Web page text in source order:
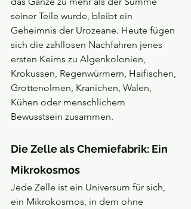
seiner Teile wurde, bleibt ein
Geheimnis der Urozeane. Heute fügen
sich die zahllosen Nachfahren jenes
ersten Keims zu Algenkolonien,
Krokussen, Regenwürmern, Haifischen,
Grottenolmen, Kranichen, Walen,
Kühen oder menschlichem
Bewusstsein zusammen.
Die Zelle als Chemiefabrik: Ein
Mikrokosmos
Jede Zelle ist ein Universum für sich,
ein Mikrokosmos, in dem ohne